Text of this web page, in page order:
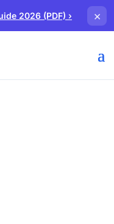
2026 (PDF)› ×